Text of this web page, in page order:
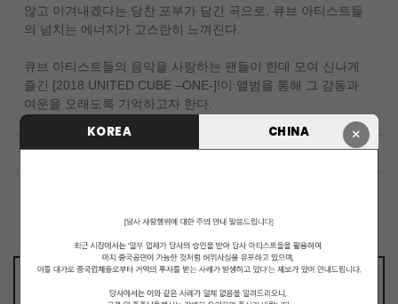
×
KOREA CHINA
않고 이겨내겠다는 당찬 포부가 담긴 곡으로, 큐브 아티스트들
의 넘치는 에너지가 고스란히 느껴진다.
큐브 아티스트들의 음악을 사랑하는 팬들이 한데 모여 신나게
즐긴 [2018 UNITED CUBE –ONE-]!이 앨범을 통해 그 감동과
여운을 오래도록 기억하고자 한다.
ONE
Date2018.06.18 ByCubeEnt Views